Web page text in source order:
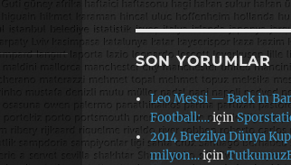
SON YORUMLAR
Leo Messi — Back in
Football:…için
2014 Brezilya Dünya
milyon…için